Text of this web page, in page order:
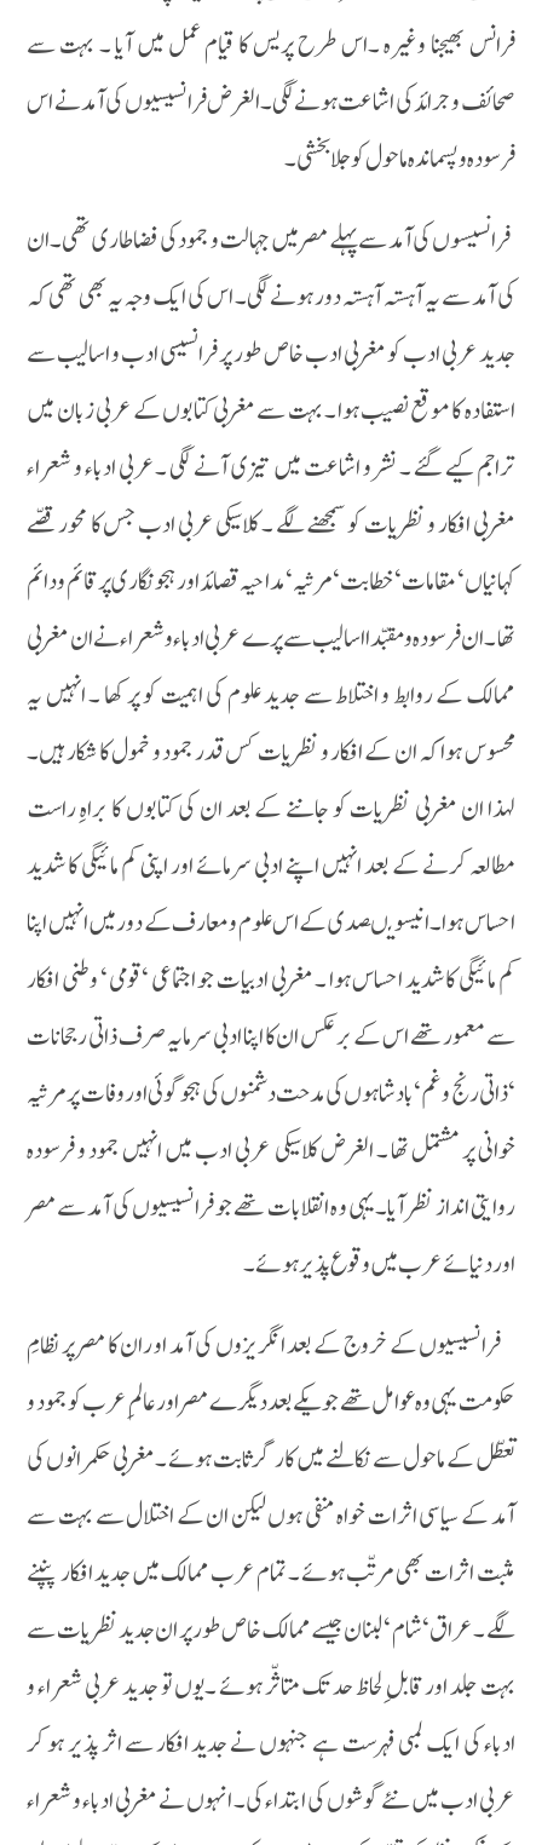
فرانس بھیجنا وغیرہ ۔اس طرح پریس کا قیام عمل میں آیا ۔ بہت سے
صحائف و جرائد کی اشاعت ہونے لگی۔الغرض فرانسیسیوں کی آمد نے اس
فرسودہ و پسماندہ ماحول کو جلا بخشی ۔
فرانسیسوں کی آمد سے پہلے مصر میں جہالت و جمود کی فضا طاری تھی۔ان
کی آمد سے یہ آہستہ آہستہ دور ہونے لگی ۔ اس کی ایک وجہ یہ بھی تھی کہ
جدید عربی ادب کو مغربی ادب خاص طور پر فرانسیسی ادب و اسالیب سے
استفادہ کا موقع نصیب ہوا ۔ بہت سے مغربی کتابوں کے عربی زبان میں
تراجم کیے گئے ۔ نشر و اشاعت میں تیزی آنے لگی ۔عربی ادباء و شعراء
مغربی افکار و نظریات کو سمجھنے لگے ۔ کلاسیکی عربی ادب جس کا محور قصّے
کہانیاں ‘ مقامات ‘ خطابت ‘ مرثیہ ‘ مداحیہ قصائد او رہجو نگاری پر قائم و دائم
تھا ۔ان فرسودہ و مقبّدا اسالیب سے پرے عربی ادباء و شعراء نے ان مغربی
ممالک کے روابط و اختلاط سے جدید علوم کی اہمیت کو پر کھا ۔ انہیں یہ
محسوس ہوا کہ ان کے افکار و نظریات کس قدر جمود و خمول کا شکار ہیں۔
لہذا ان مغربی نظریات کو جاننے کے بعد ان کی کتابوں کا براہِ راست
مطالعہ کرنے کے بعد انہیں اپنے ادبی سرمائے اور اپنی کم مائیگی کا شدید
احساس ہوا ۔ انیسویںصدی کے اس علوم و معارف کے دو رمیں انہیں اپنا
کم مائیگی کا شدید احساس ہوا ۔ مغربی ادبیات جو اجتماعی ‘قومی ‘ وطنی افکار
سے معمور تھے اس کے بر عکس ان کا اپنا ادبی سرمایہ صرف ذاتی رجحانات
‘ذاتی رنج و غم ‘بادشاہوں کی مدحت دشمنوں کی ہجو گوئی او ر وفات پر مرثیہ
خوانی پر مشتمل تھا ۔ الغرض کلاسیکی عربی ادب میں انہیں جمود و فرسودہ
روایتی انداز نظر آیا۔یہی و ہ انقلابات تھے جو فرانسیسیوں کی آمد سے مصر
اور دنیائے عرب میں وقوع پذیر ہوئے۔
فرانسیسیوں کے خروج کے بعد انگریزوں کی آمد او ران کا مصر پر نظامِ
حکومت یہی وہ عوامل تھے جو یکے بعد دیگرے مصر او ر عالم ِ عرب کو جمود و
تعطّل کے ماحول سے نکالنے میں کار گر ثابت ہوئے ۔مغربی حکمرانوں کی
آمد کے سیاسی اثرات خواہ منفی ہوں لیکن ان کے اختلال سے بہت سے
مثبت اثرات بھی مرتّب ہوئے ۔ تمام عرب ممالک میں جدید افکار پنپنے
لگے ۔ عراق ‘شام ‘ لبنان جیسے ممالک خاص طور پر ان جدید نظریات سے
بہت جلد اور قابل ِ لحاظ حد تک متاثّر ہوئے ۔یوں تو جدید عربی شعراء و
ادباء کی ایک لمبی فہرست ہے جنہوں نے جدید افکار سے اثر پذیر ہو کر
عربی ادب میں نئے گوشوں کی ابتداء کی ۔ انہوں نے مغربی ادباء و شعراء